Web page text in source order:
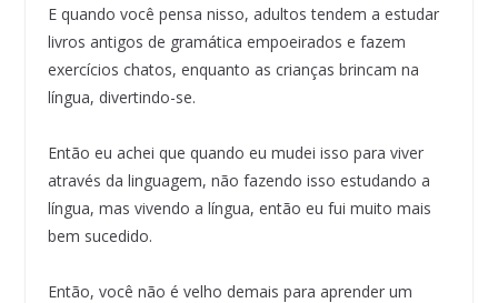
E quando você pensa nisso, adultos tendem a estudar
livros antigos de gramática empoeirados e fazem
exercícios chatos, enquanto as crianças brincam na
língua, divertindo-se.
Então eu achei que quando eu mudei isso para viver
através da linguagem, não fazendo isso estudando a
língua, mas vivendo a língua, então eu fui muito mais
bem sucedido.
Então, você não é velho demais para aprender um